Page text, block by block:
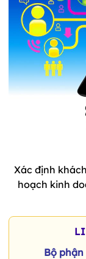
Xác định
hoạch kinh
Bộ